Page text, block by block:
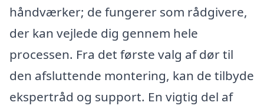
håndværker; de fungerer som rådgivere,
der kan vejlede dig gennem hele
processen. Fra det første valg af dør til
den afsluttende montering, kan de tilbyde
ekspertråd og support. En vigtig del af